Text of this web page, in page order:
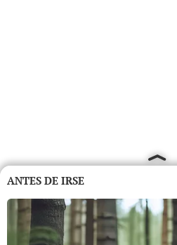
ANTES DE IRSE